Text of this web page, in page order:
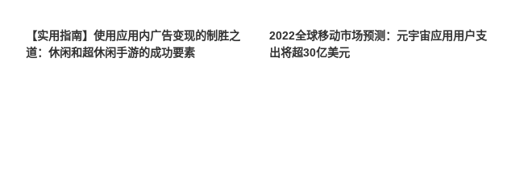
【实用指南】使用应用内广告变现的制胜之
道：休闲和超休闲手游的成功要素
2022全球移动市场预测：元宇宙应用用户支
出将超30亿美元